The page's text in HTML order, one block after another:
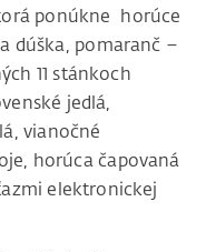
ponúkne horúce
dúška, pomaranč –
11 stánkoch
jedlá,
vianočné
horúca čapovaná
elektronickej